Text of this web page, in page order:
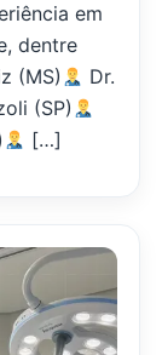
em
dentre
(MS)
Dr.
(SP)
[…]